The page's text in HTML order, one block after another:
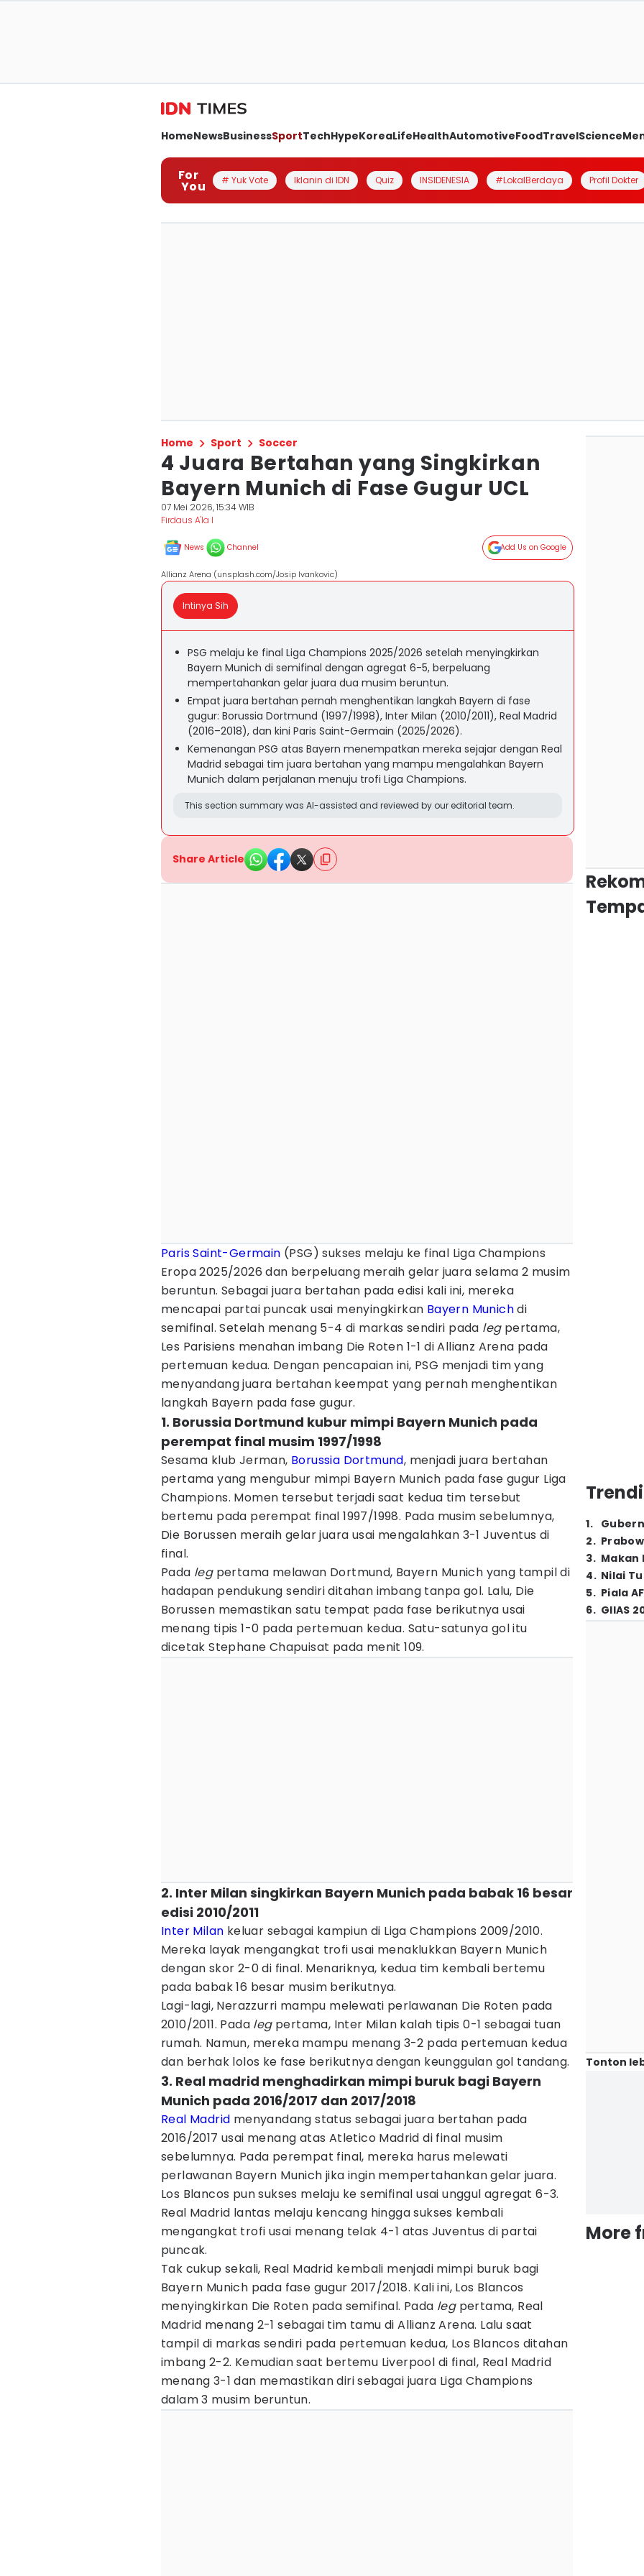
HomeNewsBusinessSportTechHypeKoreaLifeHealthAutomotiveFoodTravelScience
For
You # Yuk Vote Iklanin di IDN Quiz INSIDENESIA #LokalBerdaya Profil Dokter
Home Sport Soccer
4 Juara Bertahan yang Singkirkan
Bayern Munich di Fase Gugur UCL
07 Mei 2026, 15:34 WIB
Firdaus A'la I
News Channel Add Us on Google
Allianz Arena (unsplash.com/Josip Ivankovic)
Intinya Sih
PSG melaju ke final Liga Champions 2025/2026 setelah menyingkirkan
Bayern Munich di semifinal dengan agregat 6-5, berpeluang
mempertahankan gelar juara dua musim beruntun.
Empat juara bertahan pernah menghentikan langkah Bayern di fase
gugur: Borussia Dortmund (1997/1998), Inter Milan (2010/2011), Real Madrid
(2016–2018), dan kini Paris Saint-Germain (2025/2026).
Kemenangan PSG atas Bayern menempatkan mereka sejajar dengan Real
Madrid sebagai tim juara bertahan yang mampu mengalahkan Bayern
Munich dalam perjalanan menuju trofi Liga Champions.
This section summary was AI-assisted and reviewed by our editorial team.
Share Article
Paris Saint-Germain (PSG) sukses melaju ke final Liga Champions
Eropa 2025/2026 dan berpeluang meraih gelar juara selama 2 musim
beruntun. Sebagai juara bertahan pada edisi kali ini, mereka
mencapai partai puncak usai menyingkirkan Bayern Munichdi
semifinal. Setelah menang 5-4 di markas sendiri pada leg pertama,
Les Parisiens menahan imbang Die Roten 1-1 di Allianz Arena pada
pertemuan kedua. Dengan pencapaian ini, PSG menjadi tim yang
menyandang juara bertahan keempat yang pernah menghentikan
langkah Bayern pada fase gugur.
1. Borussia Dortmund kubur mimpi Bayern Munich pada
perempat final musim 1997/1998
Sesama klub Jerman, Borussia Dortmund, menjadi juara bertahan
pertama yang mengubur mimpi Bayern Munich pada fase gugur Liga
Champions. Momen tersebut terjadi saat kedua tim tersebut
bertemu pada perempat final 1997/1998. Pada musim sebelumnya,
Die Borussen meraih gelar juara usai mengalahkan 3-1 Juventus di
final.
Pada leg pertama melawan Dortmund, Bayern Munich yang tampil di
hadapan pendukung sendiri ditahan imbang tanpa gol. Lalu, Die
Borussen memastikan satu tempat pada fase berikutnya usai
menang tipis 1-0 pada pertemuan kedua. Satu-satunya gol itu
dicetak Stephane Chapuisat pada menit 109.
2. Inter Milan singkirkan Bayern Munich pada babak 16 besar
edisi 2010/2011
Inter Milan keluar sebagai kampiun di Liga Champions 2009/2010.
Mereka layak mengangkat trofi usai menaklukkan Bayern Munich
dengan skor 2-0 di final. Menariknya, kedua tim kembali bertemu
pada babak 16 besar musim berikutnya.
Lagi-lagi, Nerazzurri mampu melewati perlawanan Die Roten pada
2010/2011. Pada leg pertama, Inter Milan kalah tipis 0-1 sebagai tuan
rumah. Namun, mereka mampu menang 3-2 pada pertemuan kedua
dan berhak lolos ke fase berikutnya dengan keunggulan gol tandang.
3. Real madrid menghadirkan mimpi buruk bagi Bayern
Munich pada 2016/2017 dan 2017/2018
Real Madrid menyandang status sebagai juara bertahan pada
2016/2017 usai menang atas Atletico Madrid di final musim
sebelumnya. Pada perempat final, mereka harus melewati
perlawanan Bayern Munich jika ingin mempertahankan gelar juara.
Los Blancos pun sukses melaju ke semifinal usai unggul agregat 6-3.
Real Madrid lantas melaju kencang hingga sukses kembali
mengangkat trofi usai menang telak 4-1 atas Juventus di partai
puncak.
Tak cukup sekali, Real Madrid kembali menjadi mimpi buruk bagi
Bayern Munich pada fase gugur 2017/2018. Kali ini, Los Blancos
menyingkirkan Die Roten pada semifinal. Pada leg pertama, Real
Madrid menang 2-1 sebagai tim tamu di Allianz Arena. Lalu saat
tampil di markas sendiri pada pertemuan kedua, Los Blancos ditahan
imbang 2-2. Kemudian saat bertemu Liverpool di final, Real Madrid
menang 3-1 dan memastikan diri sebagai juara Liga Champions
dalam 3 musim beruntun.
1.
2.
3. Makan
4. Nilai
5. Piala
6. GIIAS
Tonton
More